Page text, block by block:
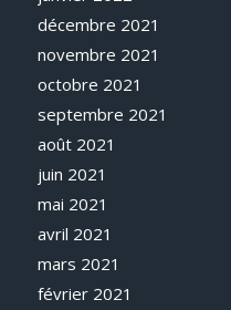
décembre 2021
novembre 2021
octobre 2021
septembre 2021
août 2021
juin 2021
mai 2021
avril 2021
mars 2021
février 2021